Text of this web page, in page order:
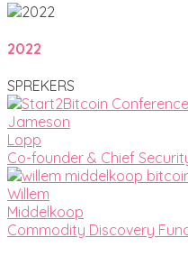
2022
SPREKERS
Jameson
Lopp
Co-founder & Chief
Willem
Middelkoop
Commodity Discovery